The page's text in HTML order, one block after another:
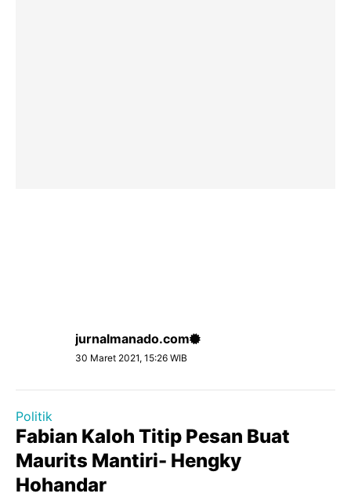
jurnalmanado.com
30 Maret 2021, 15:26 WIB
Politik
Fabian Kaloh Titip Pesan Buat
Maurits Mantiri- Hengky
Hohandar